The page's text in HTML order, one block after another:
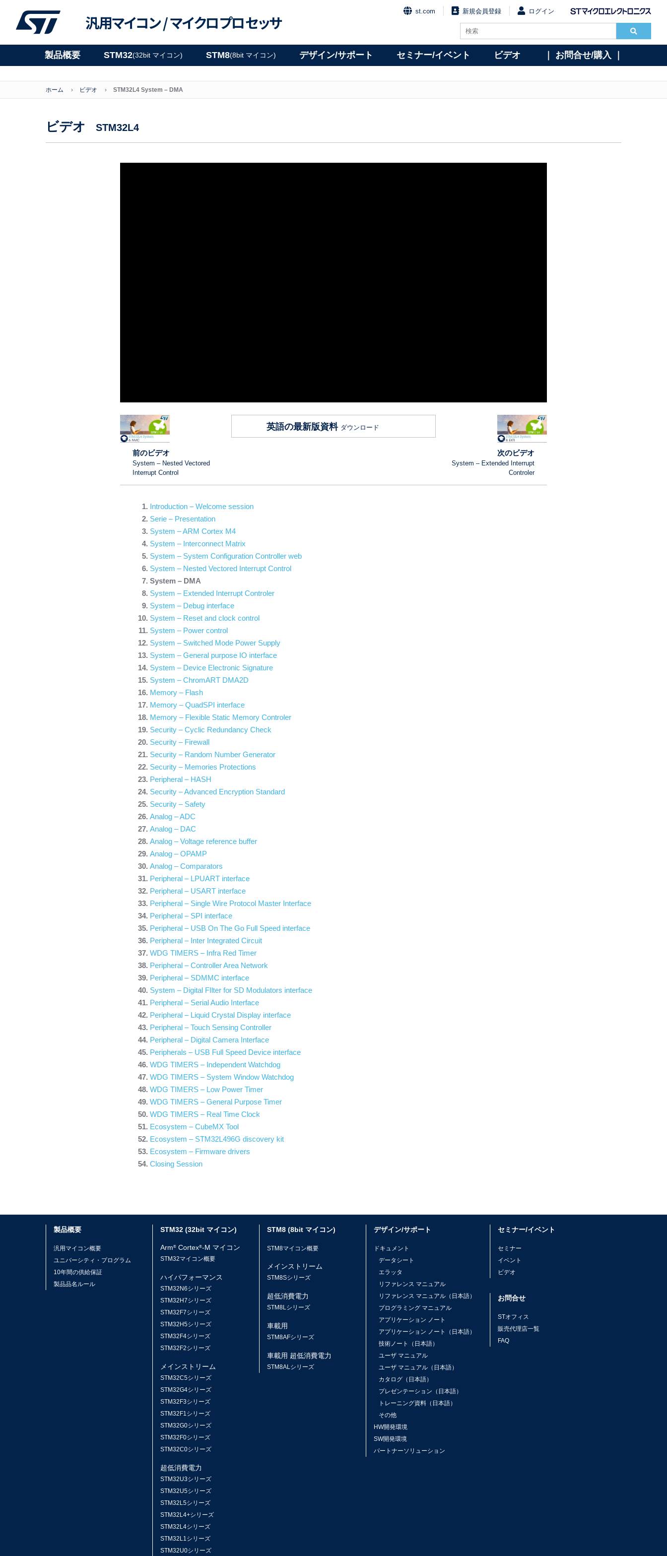
汎用マイコン /マイクロプロセッサ
st.com 新規会員登録 ログイン
製品概要 STM32(32bit マイコン) STM8(8bit マイコン) デザイン/サポート セミナー/イベント ビデオ ｜ お問合せ/購入 ｜
ホーム ビデオ STM32L4 System – DMA
ビデオ STM32L4
前のビデオ
System – Nested Vectored
Interrupt Control
英語の最新版資料 ダウンロード
次のビデオ
System – Extended Interrupt
Controler
Introduction – Welcome session
Serie – Presentation
System – ARM Cortex M4
System – Interconnect Matrix
System – System Configuration Controller web
System – Nested Vectored Interrupt Control
System – DMA
System – Extended Interrupt Controler
System – Debug interface
System – Reset and clock control
System – Power control
System – Switched Mode Power Supply
System – General purpose IO interface
System – Device Electronic Signature
System – ChromART DMA2D
Memory – Flash
Memory – QuadSPI interface
Memory – Flexible Static Memory Controler
Security – Cyclic Redundancy Check
Security – Firewall
Security – Random Number Generator
Security – Memories Protections
Peripheral – HASH
Security – Advanced Encryption Standard
Security – Safety
Analog – ADC
Analog – DAC
Analog – Voltage reference buffer
Analog – OPAMP
Analog – Comparators
Peripheral – LPUART interface
Peripheral – USART interface
Peripheral – Single Wire Protocol Master Interface
Peripheral – SPI interface
Peripheral – USB On The Go Full Speed interface
Peripheral – Inter Integrated Circuit
WDG TIMERS – Infra Red Timer
Peripheral – Controller Area Network
Peripheral – SDMMC interface
System – Digital FIlter for SD Modulators interface
Peripheral – Serial Audio Interface
Peripheral – Liquid Crystal Display interface
Peripheral – Touch Sensing Controller
Peripheral – Digital Camera Interface
Peripherals – USB Full Speed Device interface
WDG TIMERS – Independent Watchdog
WDG TIMERS – System Window Watchdog
WDG TIMERS – Low Power Timer
WDG TIMERS – General Purpose Timer
WDG TIMERS – Real Time Clock
Ecosystem – CubeMX Tool
Ecosystem – STM32L496G discovery kit
Ecosystem – Firmware drivers
Closing Session
製品概要
汎用マイコン概要
ユニバーシティ・プログラム
10年間の供給保証
製品品名ルール
STM32 (32bit マイコン)
Arm® Cortex®-M マイコン
STM32マイコン概要
ハイパフォーマンス
STM32N6シリーズ
STM32H7シリーズ
STM32F7シリーズ
STM32H5シリーズ
STM32F4シリーズ
STM32F2シリーズ
メインストリーム
STM32C5シリーズ
STM32G4シリーズ
STM32F3シリーズ
STM32F1シリーズ
STM32G0シリーズ
STM32F0シリーズ
STM32C0シリーズ
超低消費電力
STM32U3シリーズ
STM32U5シリーズ
STM32L5シリーズ
STM32L4+シリーズ
STM32L4シリーズ
STM32L1シリーズ
STM32U0シリーズ
STM8 (8bit マイコン)
STM8マイコン概要
メインストリーム
STM8Sシリーズ
超低消費電力
STM8Lシリーズ
車載用
STM8AFシリーズ
車載用 超低消費電力
STM8ALシリーズ
デザイン/サポート
ドキュメント
データシート
エラッタ
リファレンス マニュアル
リファレンス マニュアル（日本語）
プログラミング マニュアル
アプリケーション ノート
アプリケーション ノート（日本語）
技術ノート（日本語）
ユーザ マニュアル
ユーザ マニュアル（日本語）
カタログ（日本語）
プレゼンテーション（日本語）
トレーニング資料（日本語）
その他
HW開発環境
SW開発環境
パートナーソリューション
セミナー/イベント
セミナー
イベント
ビデオ
お問合せ
STオフィス
販売代理店一覧
FAQ